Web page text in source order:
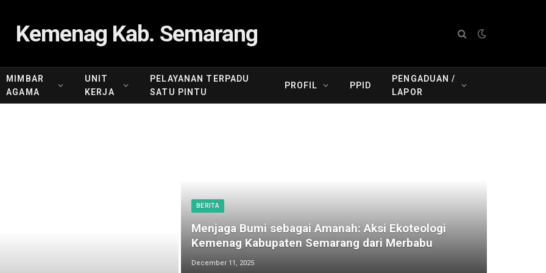
Kemenag Kab. Semarang
MIMBAR
AGAMA
UNIT
KERJA
PELAYANAN TERPADU
SATU PINTU
PROFIL PPID
PENGADUAN /
LAPOR
BERITA
Menjaga Bumi sebagai Amanah: Aksi Ekoteologi
Kemenag Kabupaten Semarang dari Merbabu
December 11, 2025